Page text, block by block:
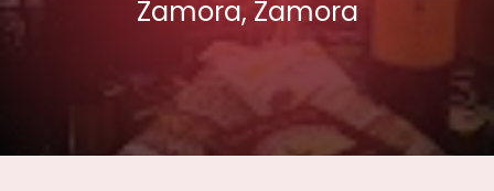
Zamora, Zamora